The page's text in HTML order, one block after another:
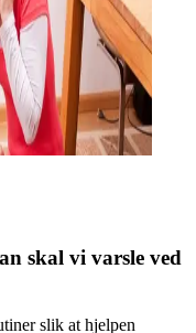
skal vi varsle ved
slik at hjelpen